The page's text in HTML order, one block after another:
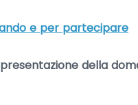
e per partecipare
presentazione della